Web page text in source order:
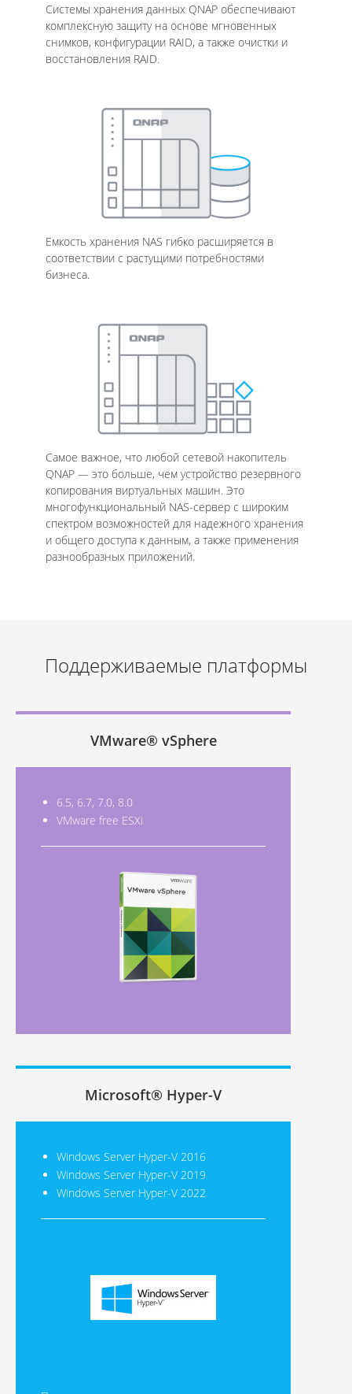
Системы хранения данных QNAP обеспечивают
комплексную защиту на основе мгновенных
снимков, конфигурации RAID, а также очистки и
восстановления RAID.
Емкость хранения NAS гибко расширяется в
соответствии с растущими потребностями
бизнеса.
Самое важное, что любой сетевой накопитель
QNAP — это больше, чем устройство резервного
копирования виртуальных машин. Это
многофункциональный NAS-сервер с широким
спектром возможностей для надежного хранения
и общего доступа к данным, а также применения
разнообразных приложений.
Поддерживаемые платформы
VMware® vSphere
6.5, 6.7, 7.0, 8.0
VMware free ESXi
Microsoft® Hyper-V
Windows Server Hyper-V 2016
Windows Server Hyper-V 2019
Windows Server Hyper-V 2022